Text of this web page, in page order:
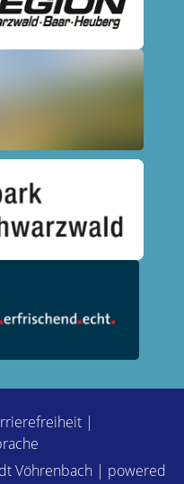
|
Vöhrenbach | powered